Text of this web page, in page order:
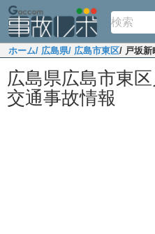
ホーム/ 広島県/ 広島市東区/ 戸坂新
広島県広島市東
交通事故情報